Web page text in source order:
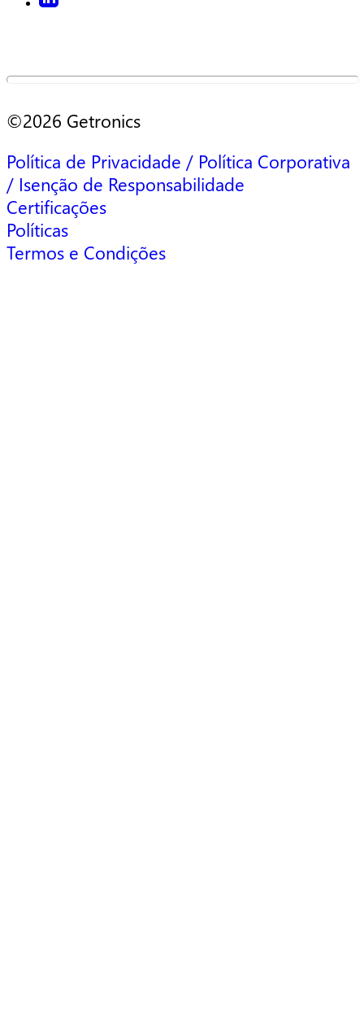
©2026 Getronics
Política de Privacidade / Política Corporativa
/ Isenção de Responsabilidade
Certificações
Políticas
Termos e Condições